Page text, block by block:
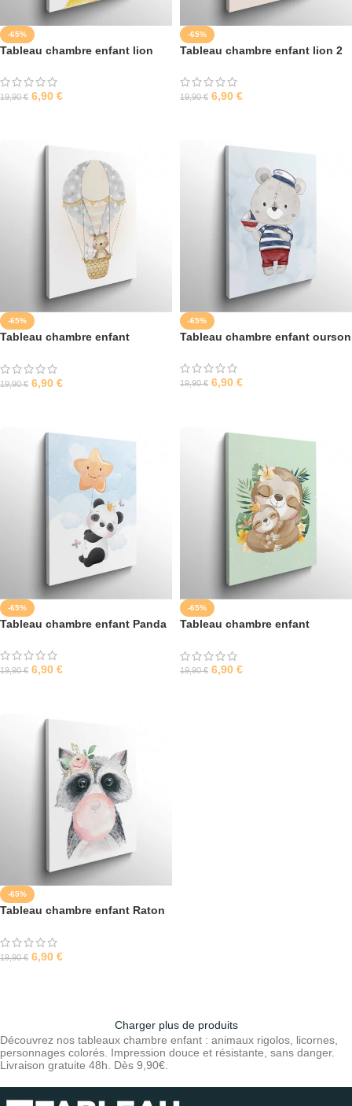
-65%
Tableau chambre enfant lion
19,90€ 6,90 €
-65%
Tableau chambre enfant lion 2
19,90€ 6,90 €
-65%
Tableau chambre enfant
19,90€ 6,90 €
-65%
Tableau chambre enfant ourson
19,90€ 6,90 €
-65%
Tableau chambre enfant Panda
19,90€ 6,90 €
-65%
Tableau chambre enfant
19,90€ 6,90 €
-65%
Tableau chambre enfant Raton
19,90€ 6,90 €
Charger plus de produits
Découvrez nos tableaux chambre enfant : animaux rigolos, licornes,
personnages colorés. Impression douce et résistante, sans danger.
Livraison gratuite 48h. Dès 9,90€.